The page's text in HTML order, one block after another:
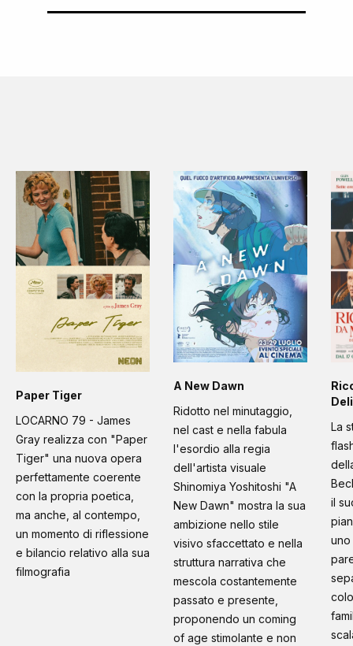
Paper Tiger
LOCARNO 79 - James
Gray realizza con "Paper
Tiger" una nuova opera
perfettamente coerente
con la propria poetica,
ma anche, al contempo,
un momento di riflessione
e bilancio relativo alla sua
filmografia
A New Dawn
Ridotto nel minutaggio,
nel cast e nella fabula
l'esordio alla regia
dell'artista visuale
Shinomiya Yoshitoshi "A
New Dawn" mostra la sua
ambizione nello stile
visivo sfaccettato e nella
struttura narrativa che
mescola costantemente
passato e presente,
proponendo un coming
of age stimolante e non
La
il